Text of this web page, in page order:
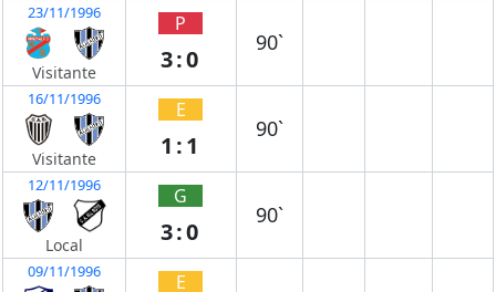
23/11/1996
Visitante
P
3:0
90`
16/11/1996
Visitante
E
1:1
90`
12/11/1996
Local
G
3:0
90`
09/11/1996 E